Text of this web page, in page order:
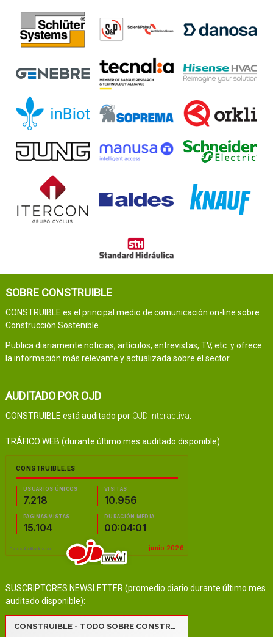
SOBRE CONSTRUIBLE
CONSTRUIBLE es el principal medio de comunicación on-line sobre
Construcción Sostenible.
Publica diariamente noticias, artículos, entrevistas, TV, etc. y ofrece
la información más relevante y actualizada sobre el sector.
AUDITADO POR OJD
CONSTRUIBLE está auditado por OJD Interactiva
TRÁFICO WEB (durante último mes auditado disponible):
SUSCRIPTORES NEWSLETTER (promedio diario durante último mes
auditado disponible):